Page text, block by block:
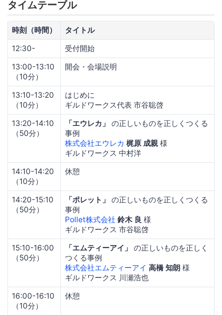
タイムテーブル
時刻（時間）
タイトル
12:30-
受付開始
13:00-13:10
（10分）
開会・会場説明
13:10-13:20
（10分）
はじめに
ギルドワークス代表 市谷聡啓
13:20-14:10
（50分）
「エウレカ」
の正しいものを正しくつくる
事例
株式会社エウレカ 梶原 成親 様
ギルドワークス 中村洋
14:10-14:20
（10分）
休憩
14:20-15:10
（50分）
「ポレット」
の正しいものを正しくつくる
事例
Pollet株式会社 鈴木 良 様
ギルドワークス 市谷聡啓
15:10-16:00
（50分）
「エムティーアイ」
の正しいものを正しく
つくる事例
株式会社エムティーアイ 高橋 知朗 様
ギルドワークス 川瀬浩也
16:00-16:10
（10分）
休憩